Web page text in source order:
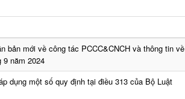
bản mới về công tác PCCC&CNCH và thông tin về
9 năm 2024
dụng một số quy định tại điều 313 của Bộ Luật